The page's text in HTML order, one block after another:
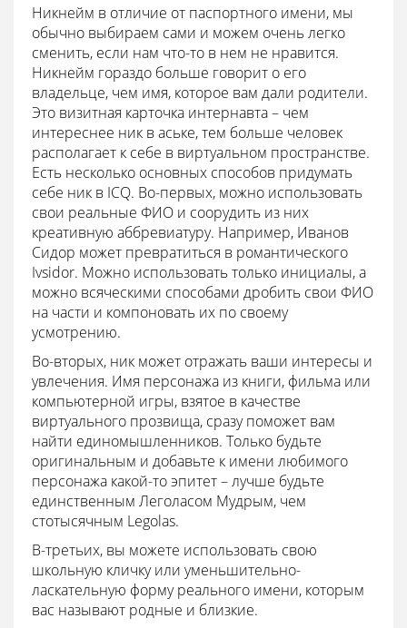
Никнейм в отличие от паспортного имени, мы
обычно выбираем сами и можем очень легко
сменить, если нам что-то в нем не нравится.
Никнейм гораздо больше говорит о его
владельце, чем имя, которое вам дали родители.
Это визитная карточка интернавта – чем
интереснее ник в аське, тем больше человек
располагает к себе в виртуальном пространстве.
Есть несколько основных способов придумать
себе ник в ICQ. Во-первых, можно использовать
свои реальные ФИО и соорудить из них
креативную аббревиатуру. Например, Иванов
Сидор может превратиться в романтического
Ivsidor. Можно использовать только инициалы, а
можно всяческими способами дробить свои ФИО
на части и компоновать их по своему
усмотрению.
Во-вторых, ник может отражать ваши интересы и
увлечения. Имя персонажа из книги, фильма или
компьютерной игры, взятое в качестве
виртуального прозвища, сразу поможет вам
найти единомышленников. Только будьте
оригинальным и добавьте к имени любимого
персонажа какой-то эпитет – лучше будьте
единственным Леголасом Мудрым, чем
стотысячным Legolas.
В-третьих, вы можете использовать свою
школьную кличку или уменьшительно-
ласкательную форму реального имени, которым
вас называют родные и близкие.